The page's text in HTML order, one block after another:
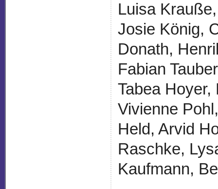
Luisa
Josie König,
Donath,
Fabian
Tabea Hoyer,
Vivienne
Held, Arvid
Raschke,
Kaufmann,